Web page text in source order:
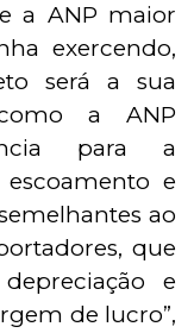
a ANP maior
exercendo,
será a sua
como a ANP
para a
e
ao
que
e
de lucro”,